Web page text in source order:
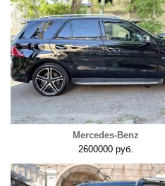
Mercedes-Benz
2600000 руб.